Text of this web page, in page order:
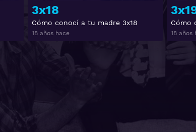
3x18
Cómo conocí a tu madre 3x18
18 años hace
Cómo
18 años